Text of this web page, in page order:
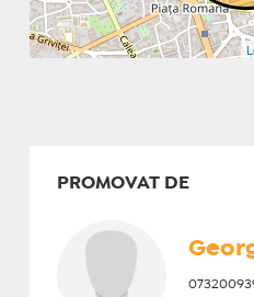
PROMOVAT DE